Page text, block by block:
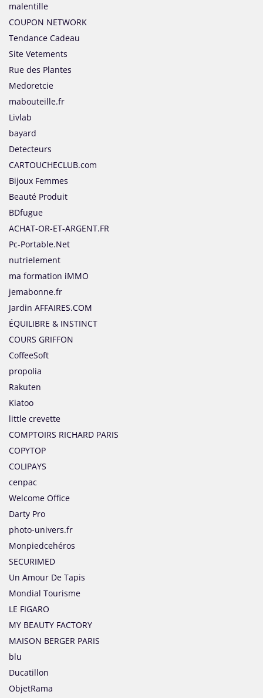
malentille
COUPON NETWORK
Tendance Cadeau
Site Vetements
Rue des Plantes
Medoretcie
mabouteille.fr
Livlab
bayard
Detecteurs
CARTOUCHECLUB.com
Bijoux Femmes
Beauté Produit
BDfugue
ACHAT-OR-ET-ARGENT.FR
Pc-Portable.Net
nutrielement
ma formation iMMO
jemabonne.fr
Jardin AFFAIRES.COM
ÉQUILIBRE & INSTINCT
COURS GRIFFON
CoffeeSoft
propolia
Rakuten
Kiatoo
little crevette
COMPTOIRS RICHARD PARIS
COPYTOP
COLIPAYS
cenpac
Welcome Office
Darty Pro
photo-univers.fr
Monpiedcehéros
SECURIMED
Un Amour De Tapis
Mondial Tourisme
LE FIGARO
MY BEAUTY FACTORY
MAISON BERGER PARIS
blu
Ducatillon
ObjetRama